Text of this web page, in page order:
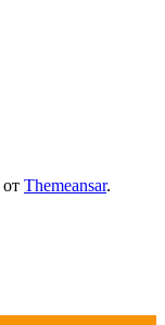
от Themeansar.